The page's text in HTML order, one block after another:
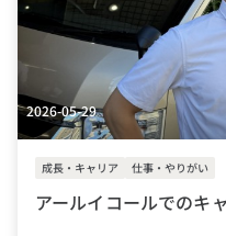
2026-05-29
成長・キャリア 仕事・やりがい
アールイコールでのキ